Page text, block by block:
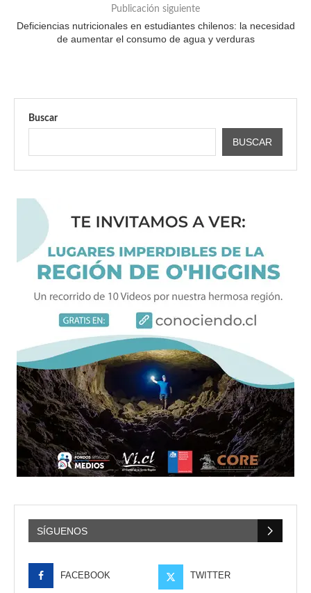
Publicación siguiente
Deficiencias nutricionales en estudiantes chilenos: la necesidad
de aumentar el consumo de agua y verduras
Buscar
BUSCAR
SÍGUENOS
FACEBOOK TWITTER